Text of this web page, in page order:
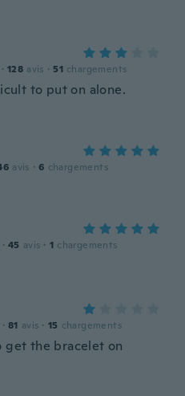
· 128 avis · 51 chargements
to put on alone.
avis · 6 chargements
· 45 avis · 1 chargements
· 81 avis · 15 chargements
get the bracelet on